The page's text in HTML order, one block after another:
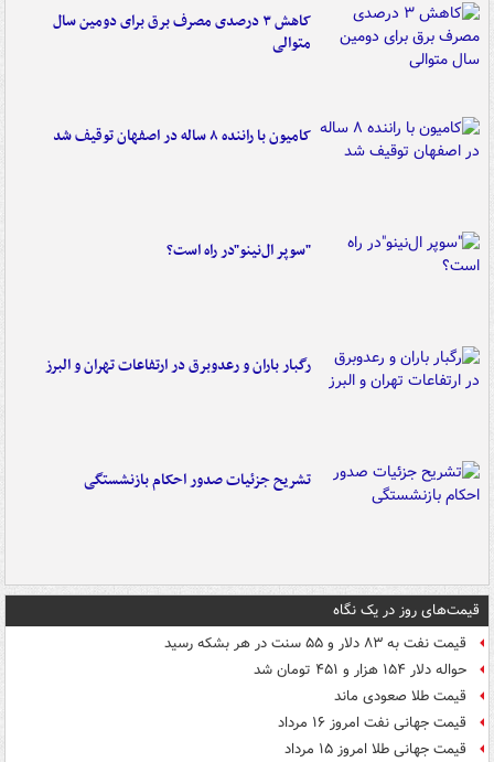
کاهش ۳ درصدی مصرف برق برای دومین سال
متوالی
کامیون با راننده ۸ ساله در اصفهان توقیف شد
"سوپر ال‌نینو"در راه است؟
رگبار باران و رعدوبرق در ارتفاعات تهران و البرز
تشریح جزئیات صدور احکام بازنشستگی
قیمت‌های روز در یک نگاه
قیمت نفت به ۸۳ دلار و ۵۵ سنت در هر بشکه رسید
حواله دلار ۱۵۴ هزار و ۴۵۱ تومان شد
قیمت طلا صعودی ماند
قیمت جهانی نفت امروز ۱۶ مرداد
قیمت جهانی طلا امروز ۱۵ مرداد